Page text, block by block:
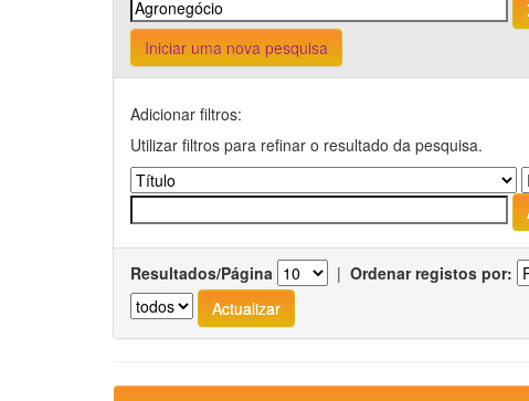
Iniciar uma nova pesquisa
Adicionar filtros:
Utilizar filtros para refinar o resultado da pesquisa.
Resultados/Página | Ordenar registos por: